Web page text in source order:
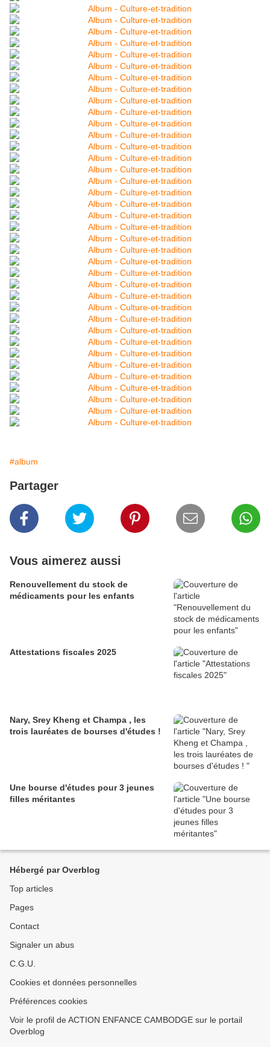
#album
Partager
Vous aimerez aussi
Renouvellement du stock de
médicaments pour les enfants
Attestations fiscales 2025
Nary, Srey Kheng et Champa , les
trois lauréates de bourses d'études !
Une bourse d'études pour 3 jeunes
filles méritantes
Hébergé par Overblog
Top articles
Pages
Contact
Signaler un abus
C.G.U.
Cookies et données personnelles
Préférences cookies
Voir le profil de ACTION ENFANCE CAMBODGE sur le portail
Overblog